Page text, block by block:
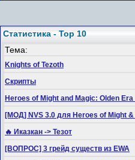
Статистика - Top 10
Тема:
Knights of Tezoth
Скрипты
Heroes of Might and Magic: Olden
[МОД] NVS 3.0 для Heroes of Might &
🔥 Иказкан -> Тезот
[ВОПРОС] 3 грейд существ из EWA